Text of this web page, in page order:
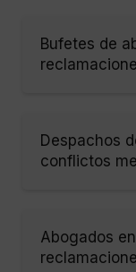
Bufetes de
Despachos
conflictos
Abogados